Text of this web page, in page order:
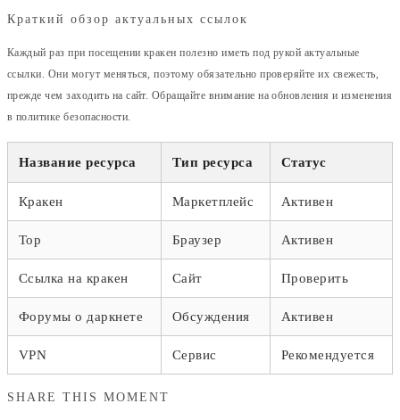
Краткий обзор актуальных ссылок
Каждый раз при посещении кракен полезно иметь под рукой актуальные
ссылки. Они могут меняться, поэтому обязательно проверяйте их свежесть,
прежде чем заходить на сайт. Обращайте внимание на обновления и изменения
в политике безопасности.
Название ресурса Тип ресурса Статус
Кракен Маркетплейс Активен
Тор Браузер Активен
Ссылка на кракен Сайт Проверить
Форумы о даркнете Обсуждения Активен
VPN Сервис Рекомендуется
SHARE THIS MOMENT